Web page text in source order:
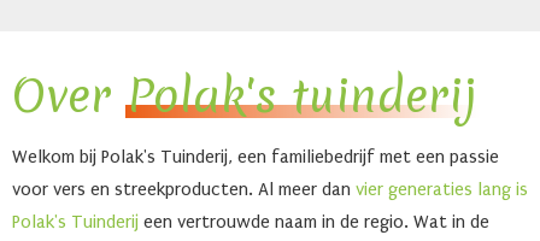
Over Polak's tuinderij
Welkom bij Polak's Tuinderij, een familiebedrijf met een passie
voor vers en streekproducten. Al meer dan vier generaties lang is
Polak's Tuinderij een vertrouwde naam in de regio. Wat in de